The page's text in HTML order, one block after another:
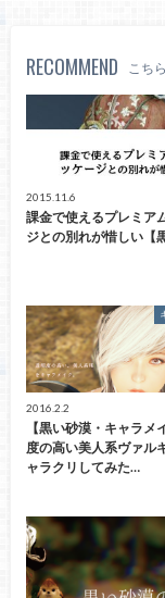
RECOMMEND こち
2015.11.6
課金で使えるプレミア
ジとの別れが惜しい【
2016.2.2
【黒い砂漠・キャラメ
度の高い美人系ヴァル
ャラクリしてみた…